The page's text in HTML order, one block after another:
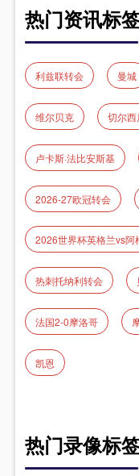
热门资讯标
利兹联转会 曼城
维尔贝克 切尔西
卢卡斯·法比安斯基
2026-27欧冠转会
2026世界杯英格兰vs阿
热刺托纳利转会
法国2‑0摩洛哥
凯恩
热门录像标